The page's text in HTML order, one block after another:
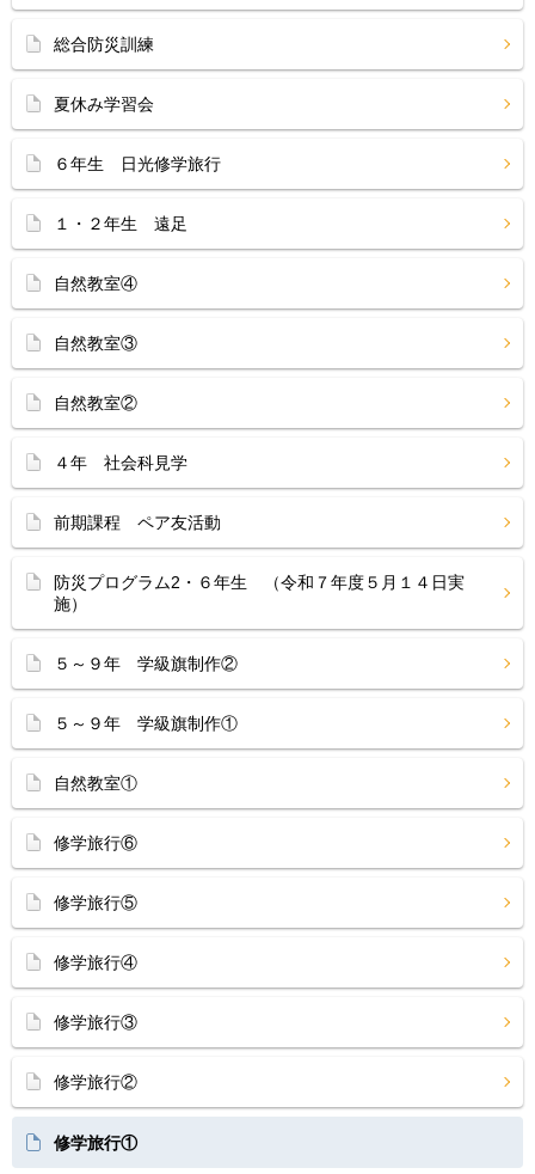
総合防災訓練
夏休み学習会
６年生 日光修学旅行
１・２年生 遠足
自然教室④
自然教室③
自然教室②
４年 社会科見学
前期課程 ペア友活動
防災プログラム2・６年生 （令和７年度５月１４日実
施）
５～９年 学級旗制作②
５～９年 学級旗制作①
自然教室①
修学旅行⑥
修学旅行⑤
修学旅行④
修学旅行③
修学旅行②
修学旅行①